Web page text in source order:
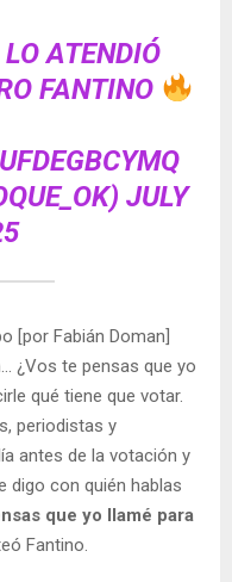
ATENDIÓ
FANTINO
JULY
[por Fabián Doman]
¿Vos te pensas que yo
qué tiene que votar.
periodistas y
antes de la votación y
digo con quién hablas
que yo llamé para
Fantino.